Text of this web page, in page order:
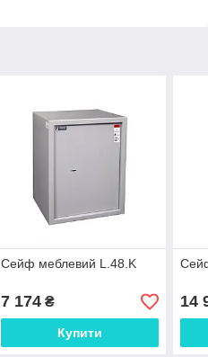
Сейф меблевий L.48.K
7 174₴
Купити
14